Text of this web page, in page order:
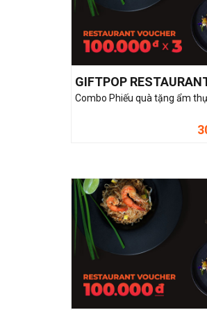
GIFTPOP
Combo Phiếu quà tặng ẩm